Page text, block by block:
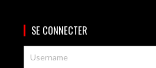
SE CONNECTER